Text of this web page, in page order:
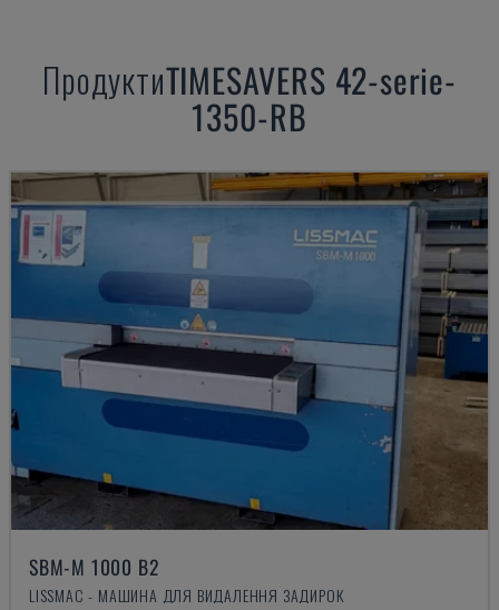
ПродуктиTIMESAVERS 42-serie-
1350-RB
SBM-M 1000 B2
LISSMAC - МАШИНА ДЛЯ ВИДАЛЕННЯ ЗАДИРОК